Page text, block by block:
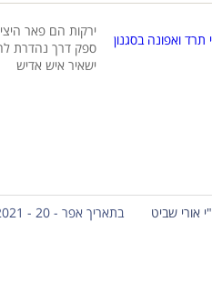
ירקות הם פאר
ספק דרך נהדרת
ישאיר איש אדיש
אורי שביט בתאריך אפר - 20 - 2021